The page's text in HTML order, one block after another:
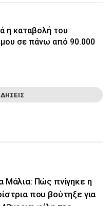
η καταβολή του
σε πάνω από 90.000
Μάλια: Πώς πνίγηκε η
που βούτηξε για